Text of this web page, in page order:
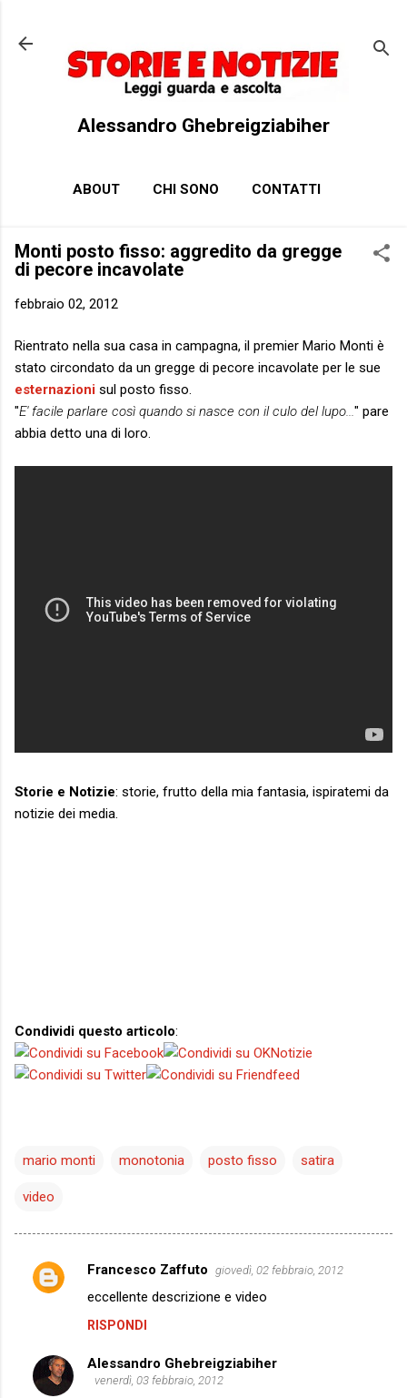
Alessandro Ghebreigziabiher
ABOUT CHI SONO CONTATTI
Monti posto fisso: aggredito da gregge
di pecore incavolate
febbraio 02, 2012
Rientrato nella sua casa in campagna, il premier Mario Monti è
stato circondato da un gregge di pecore incavolate per le sue
esternazioni sul posto fisso.
"E' facile parlare così quando si nasce con il culo del lupo..." pare
abbia detto una di loro.
Storie e Notizie: storie, frutto della mia fantasia, ispiratemi da
notizie dei media.
Condividi questo articolo:
mario monti monotonia posto fisso satira
video
C
m
e
Francesco Zaffuto giovedì, 02 febbraio, 2012
eccellente descrizione e video
RISPONDI
Alessandro Ghebreigziabiher
venerdì, 03 febbraio, 2012